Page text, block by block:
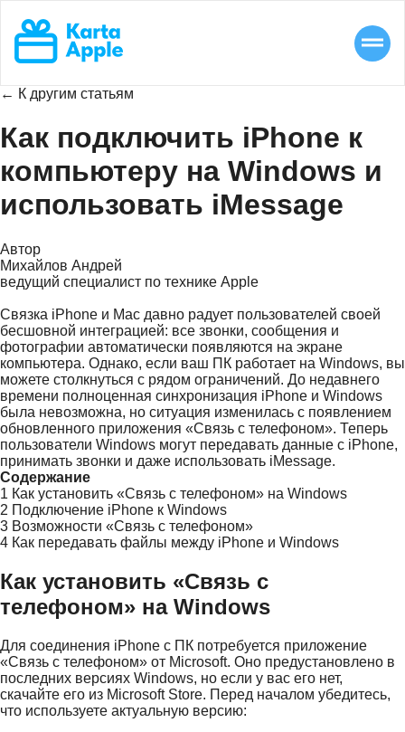
← К другим статьям
Как подключить iPhone к
компьютеру на Windows и
использовать iMessage
Автор
Михайлов Андрей
ведущий специалист по технике Apple
Связка iPhone и Mac давно радует пользователей своей
бесшовной интеграцией: все звонки, сообщения и
фотографии автоматически появляются на экране
компьютера. Однако, если ваш ПК работает на Windows, вы
можете столкнуться с рядом ограничений. До недавнего
времени полноценная синхронизация iPhone и Windows
была невозможна, но ситуация изменилась с появлением
обновленного приложения «Связь с телефоном». Теперь
пользователи Windows могут передавать данные с iPhone,
принимать звонки и даже использовать iMessage.
Содержание
1 Как установить «Связь с телефоном» на Windows
2 Подключение iPhone к Windows
3 Возможности «Связь с телефоном»
4 Как передавать файлы между iPhone и Windows
Как установить «Связь с
телефоном» на Windows
Для соединения iPhone с ПК потребуется приложение
«Связь с телефоном» от Microsoft. Оно предустановлено в
последних версиях Windows, но если у вас его нет,
скачайте его из Microsoft Store. Перед началом убедитесь,
что используете актуальную версию: